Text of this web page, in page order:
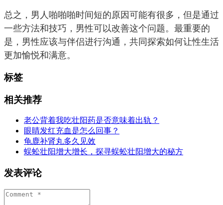
总之，男人啪啪啪时间短的原因可能有很多，但是通过
一些方法和技巧，男性可以改善这个问题。最重要的
是，男性应该与伴侣进行沟通，共同探索如何让性生活
更加愉悦和满意。
标签
相关推荐
老公背着我吃壮阳药是否意味着出轨？
眼睛发红充血是怎么回事？
龟鹿补肾丸多久见效
蜈蚣壮阳增大增长，探寻蜈蚣壮阳增大的秘方
发表评论